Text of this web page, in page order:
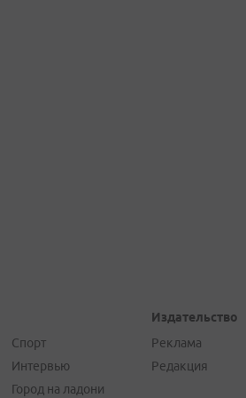
Спорт
Интервью
Город на ладони
Издательство
Реклама
Редакция